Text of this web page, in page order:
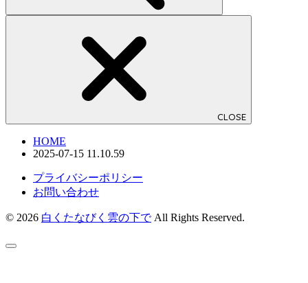
CLOSE
HOME
2025-07-15 11.10.59
プライバシーポリシー
お問い合わせ
© 2026 白くたなびく雲の下でAll Rights Reserved.